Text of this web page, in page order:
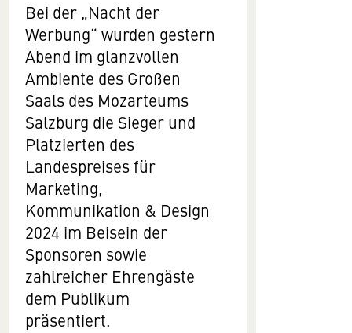
Bei der „Nacht der
Werbung“ wurden gestern
Abend im glanzvollen
Ambiente des Großen
Saals des Mozarteums
Salzburg die Sieger und
Platzierten des
Landespreises für
Marketing,
Kommunikation & Design
2024 im Beisein der
Sponsoren sowie
zahlreicher Ehrengäste
dem Publikum
präsentiert.